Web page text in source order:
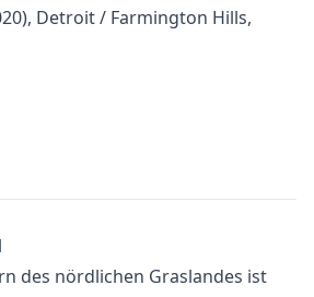
Detroit / Farmington Hills,
des nördlichen Graslandes ist